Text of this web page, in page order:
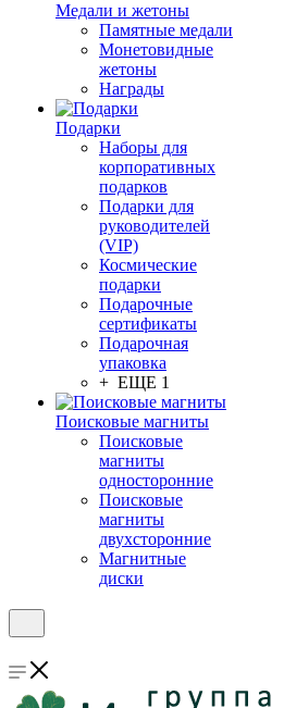
Медали и жетоны
Памятные медали
Монетовидные
жетоны
Награды
Подарки
Наборы для
корпоративных
подарков
Подарки для
руководителей
(VIP)
Космические
подарки
Подарочные
сертификаты
Подарочная
упаковка
+ ЕЩЕ 1
Поисковые магниты
Поисковые
магниты
односторонние
Поисковые
магниты
двухсторонние
Магнитные
диски